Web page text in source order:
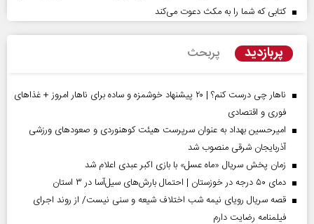
کتابی که شما را به مکث دعوت می‌کند
پربازدید پربحث
ناهار چی درست کنم؟ | ۲۰ پیشنهاد خوشمزه و ساده برای ناهار امروز + غذاهای
فوری و اقتصادی
امیرحسین بهداد به عنوان سرپرست هیئت کوهنوردی و صعودهای ورزشی
آذربایجان شرقی منصوب شد
زمان پخش سریال «ماه عسل» با بازی اکبر عبدی اعلام شد
دمای ۵۰ درجه در خوزستان | احتمال بارش‌های سیل‌آسا در ۳ استان
قصه سریال رویای نیمه شب اختلاف شیعه و سنی نیست/ از روند اجرای
فیلمنامه رضایت دارم